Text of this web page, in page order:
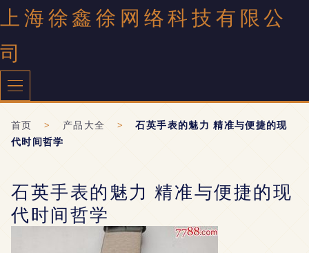
上海徐鑫徐网络科技有限公
司
首页 > 产品大全 >
石英手表的魅力 精准与便捷的现
代时间哲学
石英手表的魅力 精准与便捷的现
代时间哲学